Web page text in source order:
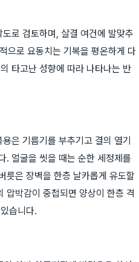
로 검토하며, 살결 여건에 발맞추
으로 요동치는 기복을 평온하게 다
타고난 성향에 따라 나타나는 반
은 기름기를 부추기고 결의 열기
. 얼굴을 씻을 때는 순한 세정제를
릇은 장벽을 한층 날카롭게 유도할
압박감이 중첩되면 양상이 한층 격
습니다.